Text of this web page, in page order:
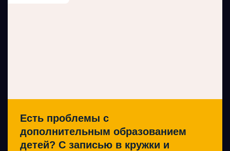
Есть проблемы с
дополнительным образованием
детей? С записью в кружки и